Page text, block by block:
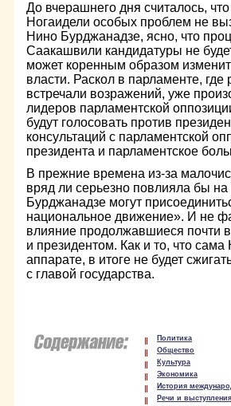
До вчерашнего дня считалось,
Ногаидели особых проблем не
Нино Бурджанадзе, ясно, что
Саакашвили кандидатуры не
может коренным образом
власти. Раскол в парламенте,
встречали возражений, уже
лидеров парламентской
будут голосовать против
консультаций с парламентской
президента и парламентское
В прежние времена из-за
вряд ли серьезно повлияла бы
Бурджанадзе могут
национальное движение». И не
влияние продолжавшиеся почти
и президентом. Как и то, что
аппарате, в итоге не будет
с главой государства.
Политика
Общество
Культура
Экономика
История
Речи и выступления